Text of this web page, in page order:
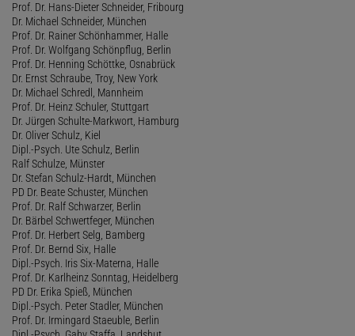
Prof. Dr. Hans-Dieter Schneider, Fribourg
Dr. Michael Schneider, München
Prof. Dr. Rainer Schönhammer, Halle
Prof. Dr. Wolfgang Schönpflug, Berlin
Prof. Dr. Henning Schöttke, Osnabrück
Dr. Ernst Schraube, Troy, New York
Dr. Michael Schredl, Mannheim
Prof. Dr. Heinz Schuler, Stuttgart
Dr. Jürgen Schulte-Markwort, Hamburg
Dr. Oliver Schulz, Kiel
Dipl.-Psych. Ute Schulz, Berlin
Ralf Schulze, Münster
Dr. Stefan Schulz-Hardt, München
PD Dr. Beate Schuster, München
Prof. Dr. Ralf Schwarzer, Berlin
Dr. Bärbel Schwertfeger, München
Prof. Dr. Herbert Selg, Bamberg
Prof. Dr. Bernd Six, Halle
Dipl.-Psych. Iris Six-Materna, Halle
Prof. Dr. Karlheinz Sonntag, Heidelberg
PD Dr. Erika Spieß, München
Dipl.-Psych. Peter Stadler, München
Prof. Dr. Irmingard Staeuble, Berlin